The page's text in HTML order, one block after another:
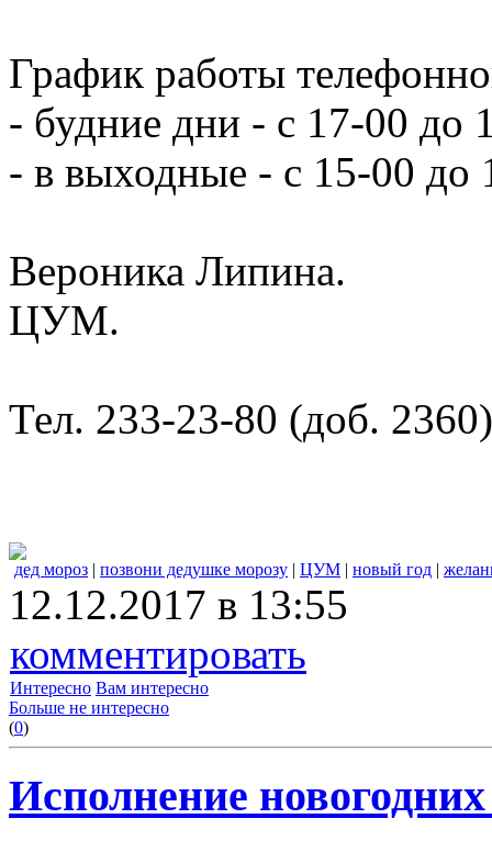
График работы
- будние дни - с 17-00 до
- в выходные - с 15-00 до
Вероника Липина.
ЦУМ.
Тел. 233-23-80 (доб. 2360)
дед мороз | позвони дедушке морозу | ЦУМ | новый год |
12.12.2017 в 13:55
комментировать
Интересно Вам интересно
Больше не интересно
(0)
Исполнение